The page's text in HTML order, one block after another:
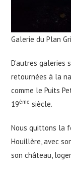
Galerie du Plan
D’autres galeries
retournées à la
comme le Puits
19ème siècle.
Nous quittons la
Houillère, avec
son château,